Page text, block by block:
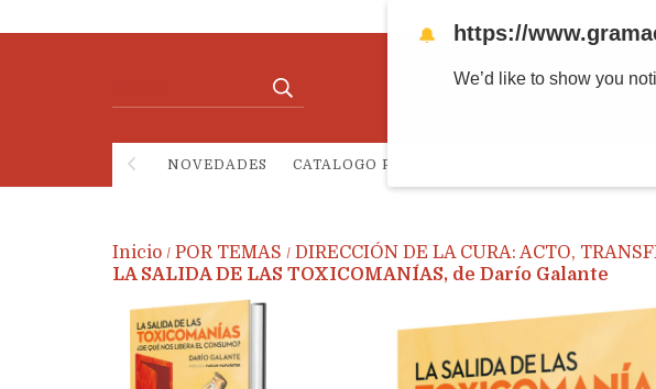
NOVEDADES CATALOGO POR TEMAS
Inicio / POR TEMAS / DIRECCIÓN DE LA CURA: ACTO,
LA SALIDA DE LAS TOXICOMANÍAS, de Darío Galante
🔔 https://
We’d like to show you